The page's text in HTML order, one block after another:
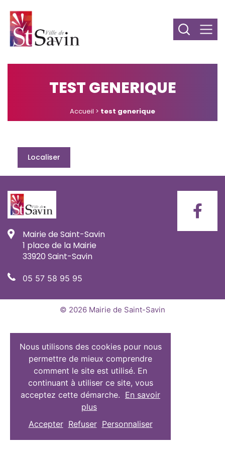
TEST GENERIQUE
Accueil > test generique
Localiser
Mairie de Saint-Savin
1 place de la Mairie
33920 Saint-Savin
05 57 58 95 95
© 2026 Mairie de Saint-Savin
Nous utilisons des cookies pour nous
permettre de mieux comprendre
comment le site est utilisé. En
continuant à utiliser ce site, vous
acceptez cette démarche. En savoir
plus
Accepter Refuser Personnaliser